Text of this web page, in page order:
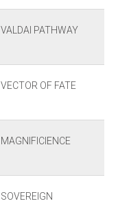
VALDAI PATHWAY
VECTOR OF FATE
MAGNIFICIENCE
SOVEREIGN